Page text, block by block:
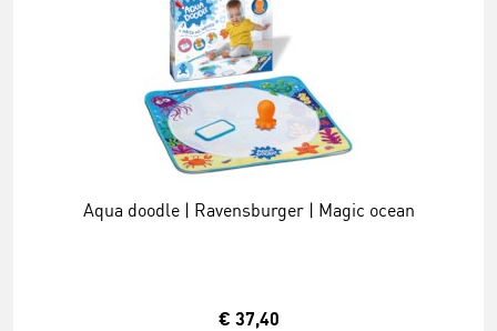
Aqua doodle | Ravensburger | Magic ocean
€ 37,40